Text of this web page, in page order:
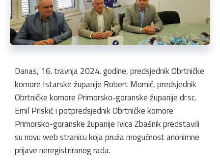
Danas, 16. travnja 2024. godine, predsjednik Obrtničke
komore Istarske županije Robert Momić, predsjednik
Obrtničke komore Primorsko-goranske županije dr.sc.
Emil Priskić i potpredsjednik Obrtničke komore
Primorsko-goranske županije Ivica Zbašnik predstavili
su novu web stranicu koja pruža mogućnost anonimne
prijave neregistriranog rada.